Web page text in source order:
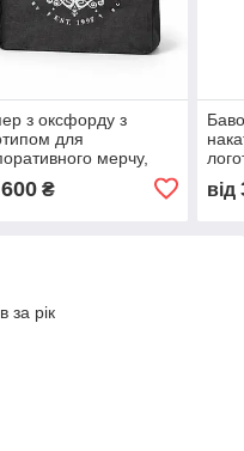
з оксфорду з
для
мерчу,
600₴ від
за рік